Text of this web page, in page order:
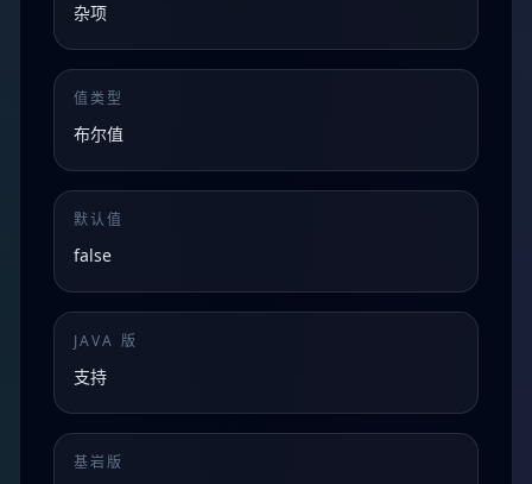
杂项
值类型
布尔值
默认值
false
JAVA 版
支持
基岩版